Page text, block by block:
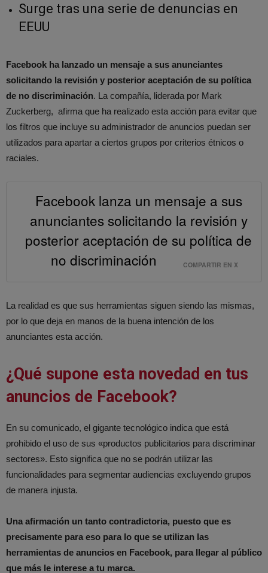
Surge tras una serie de denuncias en
EEUU
Facebook ha lanzado un mensaje a sus anunciantes
solicitando la revisión y posterior aceptación de su política
de no discriminación. La compañía, liderada por Mark
Zuckerberg, afirma que ha realizado esta acción para evitar que
los filtros que incluye su administrador de anuncios puedan ser
utilizados para apartar a ciertos grupos por criterios étnicos o
raciales.
Facebook lanza un mensaje a sus
anunciantes solicitando la revisión y
posterior aceptación de su política de
no discriminación
COMPARTIR EN X
La realidad es que sus herramientas siguen siendo las mismas,
por lo que deja en manos de la buena intención de los
anunciantes esta acción.
¿Qué supone esta novedad en tus
anuncios de Facebook?
En su comunicado, el gigante tecnológico indica que está
prohibido el uso de sus «productos publicitarios para discriminar
sectores». Esto significa que no se podrán utilizar las
funcionalidades para segmentar audiencias excluyendo grupos
de manera injusta.
Una afirmación un tanto contradictoria, puesto que es
precisamente para eso para lo que se utilizan las
herramientas de anuncios en Facebook, para llegar al público
que más le interese a tu marca.